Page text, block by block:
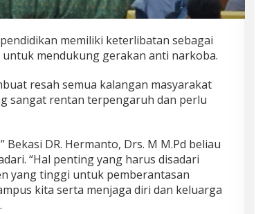
memiliki keterlibatan sebagai
mendukung gerakan anti narkoba.
resah semua kalangan masyarakat
sangat rentan terpengaruh dan perlu
Bekasi DR. Hermanto, Drs. M M.Pd beliau
“Hal penting yang harus disadari
yang tinggi untuk pemberantasan
kita serta menjaga diri dan keluarga